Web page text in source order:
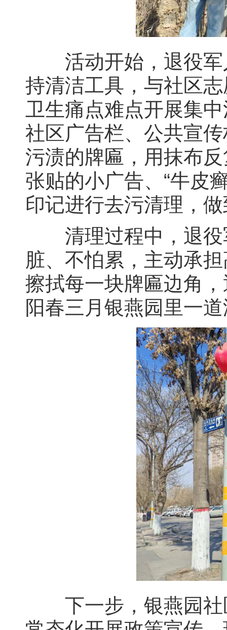
活动开始，退役军
持清洁工具，与社区
卫生痛点难点开展集
社区广告栏、公共宣
污渍的牌匾，用抹布
张贴的小广告、“牛皮
印记进行去污清理，
清理过程中，退役
脏、不怕累，主动承
擦拭每一块牌匾边角
阳春三月银燕园里一
下一步，银燕园社